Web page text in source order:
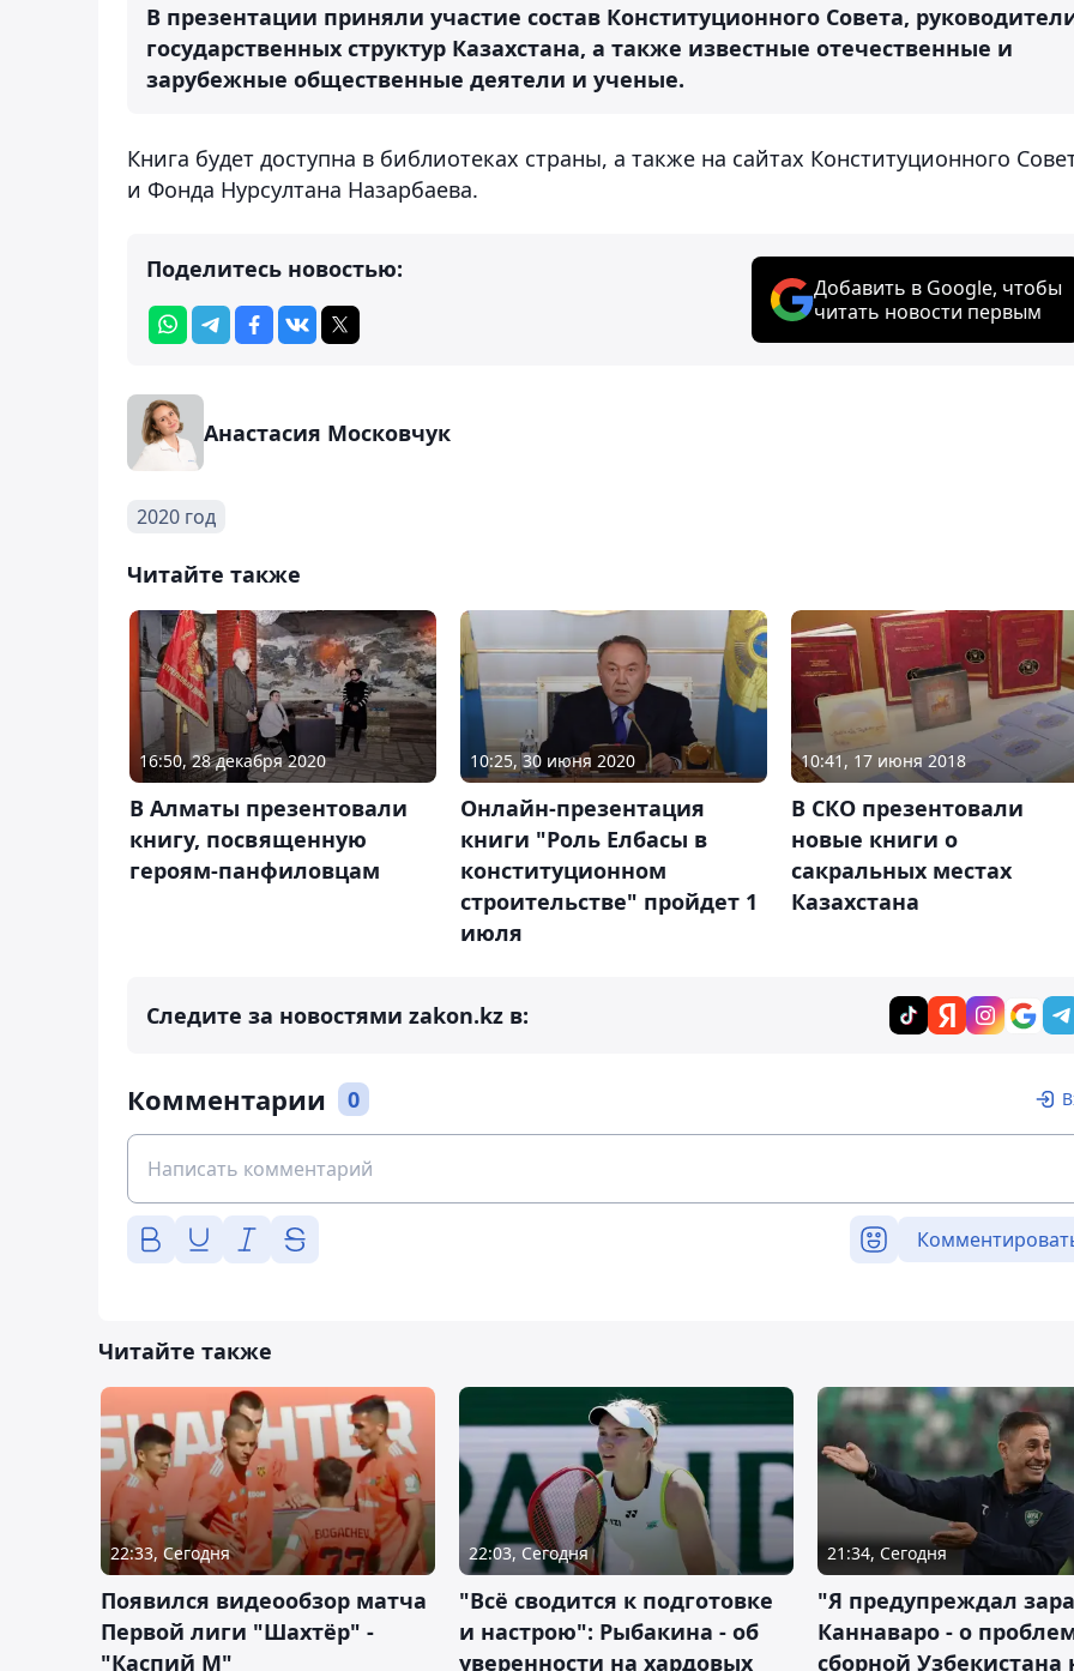
В презентации приняли участие состав Конституционного Совета,
государственных структур Казахстана, а также известные отечественные и
зарубежные общественные деятели и ученые.
Книга будет доступна в библиотеках страны, а также на сайтах Конституционного
и Фонда Нурсултана Назарбаева.
Поделитесь новостью:
Добавить в Google, чтобы
читать новости первым
Анастасия Московчук
2020 год
Читайте также
16:50, 28 декабря 2020
В Алматы презентовали
книгу, посвященную
героям-панфиловцам
10:25, 30 июня 2020
Онлайн-презентация
книги "Роль Елбасы в
конституционном
строительстве" пройдет 1
июля
10:41, 17 июня 2018
В СКО презентовали
новые книги о
сакральных местах
Казахстана
Следите за новостями zakon.kz в:
Комментарии 0
Читайте также
22:33, Сегодня
Появился видеообзор матча
Первой лиги "Шахтёр" -
"Каспий М"
22:03, Сегодня
"Всё сводится к подготовке
и настрою": Рыбакина - об
уверенности на хардовых
21:34, Сегодня
"Я предупреждал
Каннаваро - о
сборной Узбекистана